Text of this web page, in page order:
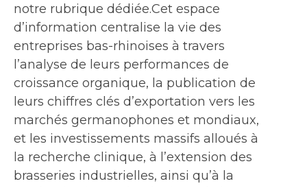
notre rubrique dédiée.Cet espace
d’information centralise la vie des
entreprises bas-rhinoises à travers
l’analyse de leurs performances de
croissance organique, la publication de
leurs chiffres clés d’exportation vers les
marchés germanophones et mondiaux,
et les investissements massifs alloués à
la recherche clinique, à l’extension des
brasseries industrielles, ainsi qu’à la